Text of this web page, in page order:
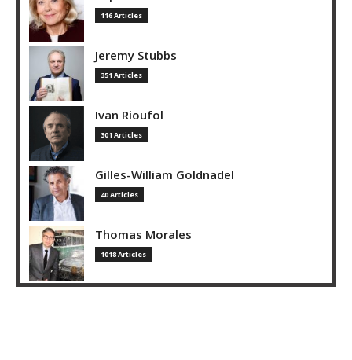
116 Articles
Jeremy Stubbs
351 Articles
Ivan Rioufol
301 Articles
Gilles-William Goldnadel
40 Articles
Thomas Morales
1018 Articles